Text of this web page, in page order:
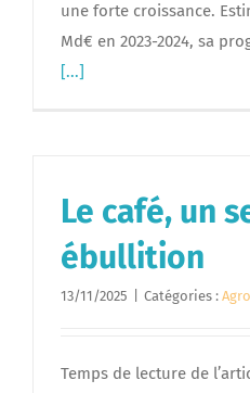
une forte croissance.
Md€ en 2023-2024, sa
[...]
Le café, un
ébullition
13/11/2025 Catégories :
Temps de lecture de